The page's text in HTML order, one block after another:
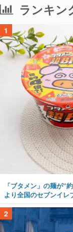
ランキン
1
「ブタメン」の麺が“
より全国のセブンイレ
2